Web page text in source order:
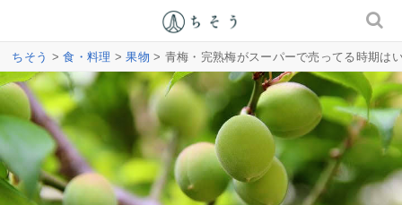
ちそう >食・料理 >果物 > 青梅・完熟梅がスーパーで売ってる時期は